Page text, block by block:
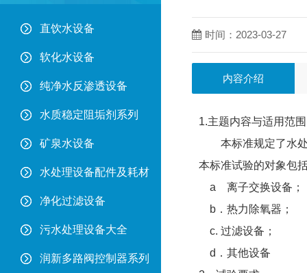
直饮水设备
软化水设备
纯净水反渗透设备
水质稳定阻垢剂系列
矿泉水设备
水处理设备配件及耗材
净化过滤设备
污水处理设备大全
润新多路阀控制器系列
时间：2023-03-27
内容介绍
1.主题内容与适用
本标准规定了水处
本标准试验的对象包
a 离子交换设备；
b．热力除氧器；
c. 过滤设备；
d．其他设备